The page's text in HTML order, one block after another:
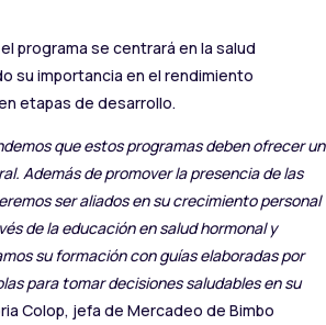
programa se centrará en la salud
su importancia en el rendimiento
etapas de desarrollo.
que estos programas deben ofrecer un
Además de promover la presencia de las
ser aliados en su crecimiento personal
de la educación en salud hormonal y
su formación con guías elaboradas por
para tomar decisiones saludables en su
Colop, jefa de Mercadeo de Bimbo